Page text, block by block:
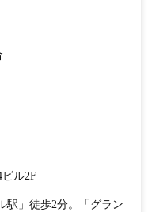
ル2F
駅」徒歩2分。「グラン